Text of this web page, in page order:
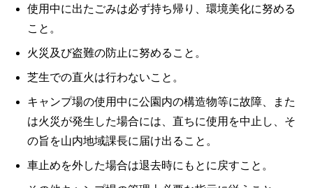
使用中に出たごみは必ず持ち帰り、環境美化に努める
こと。
火災及び盗難の防止に努めること。
芝生での直火は行わないこと。
キャンプ場の使用中に公園内の構造物等に故障、また
は火災が発生した場合には、直ちに使用を中止し、そ
の旨を山内地域課長に届け出ること。
車止めを外した場合は退去時にもとに戻すこと。